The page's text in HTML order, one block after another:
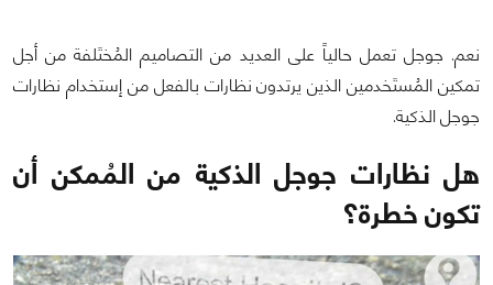
نعم. جوجل تعمل حالياً على العديد من التصاميم المُختَلفة من أجل
تمكين المُستَخدمين الذين يرتدون نظارات بالفعل من إستخدام نظارات
جوجل الذكية.
هل نظارات جوجل الذكية من المُمكن أن
تكون خطرة؟